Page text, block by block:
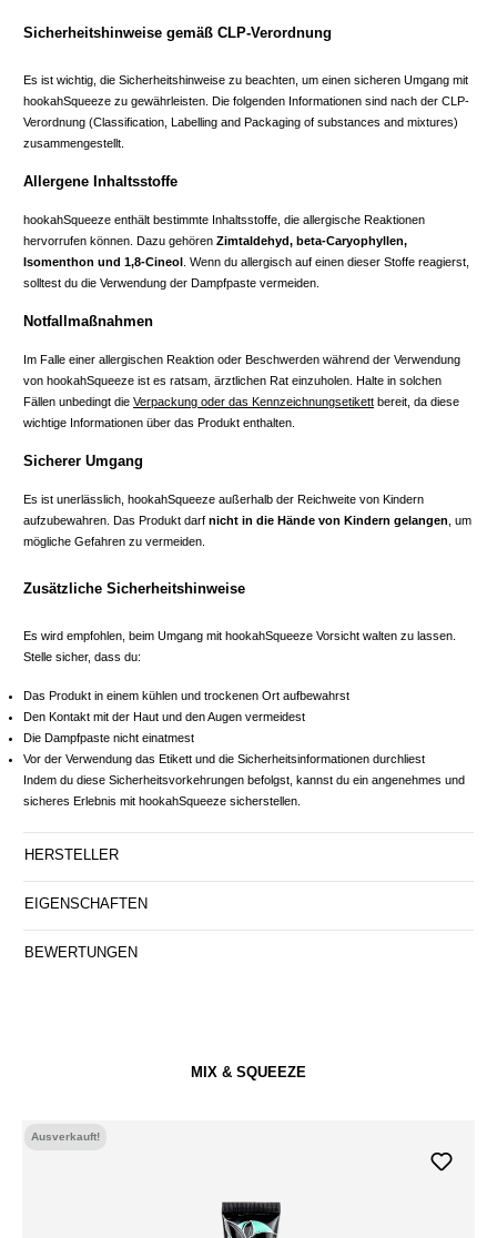
Sicherheitshinweise gemäß CLP-Verordnung
Es ist wichtig, die Sicherheitshinweise zu beachten, um einen sicheren Umgang mit
hookahSqueeze zu gewährleisten. Die folgenden Informationen sind nach der CLP-
Verordnung (Classification, Labelling and Packaging of substances and mixtures)
zusammengestellt.
Allergene Inhaltsstoffe
hookahSqueeze enthält bestimmte Inhaltsstoffe, die allergische Reaktionen
hervorrufen können. Dazu gehören Zimtaldehyd, beta-Caryophyllen,
Isomenthon und 1,8-Cineol . Wenn du allergisch auf einen dieser Stoffe reagierst,
solltest du die Verwendung der Dampfpaste vermeiden.
Notfallmaßnahmen
Im Falle einer allergischen Reaktion oder Beschwerden während der Verwendung
von hookahSqueeze ist es ratsam, ärztlichen Rat einzuholen. Halte in solchen
Fällen unbedingt die Verpackung oder das Kennzeichnungsetikett bereit, da diese
wichtige Informationen über das Produkt enthalten.
Sicherer Umgang
Es ist unerlässlich, hookahSqueeze außerhalb der Reichweite von Kindern
aufzubewahren. Das Produkt darf nicht in die Hände von Kindern gelangen , um
mögliche Gefahren zu vermeiden.
Zusätzliche Sicherheitshinweise
Es wird empfohlen, beim Umgang mit hookahSqueeze Vorsicht walten zu lassen.
Stelle sicher, dass du:
Das Produkt in einem kühlen und trockenen Ort aufbewahrst
Den Kontakt mit der Haut und den Augen vermeidest
Die Dampfpaste nicht einatmest
Vor der Verwendung das Etikett und die Sicherheitsinformationen durchliest
Indem du diese Sicherheitsvorkehrungen befolgst, kannst du ein angenehmes und
sicheres Erlebnis mit hookahSqueeze sicherstellen.
HERSTELLER
EIGENSCHAFTEN
BEWERTUNGEN
MIX & SQUEEZE
Ausverkauft!